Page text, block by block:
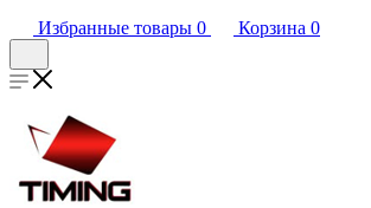
Избранные товары 0 Корзина 0